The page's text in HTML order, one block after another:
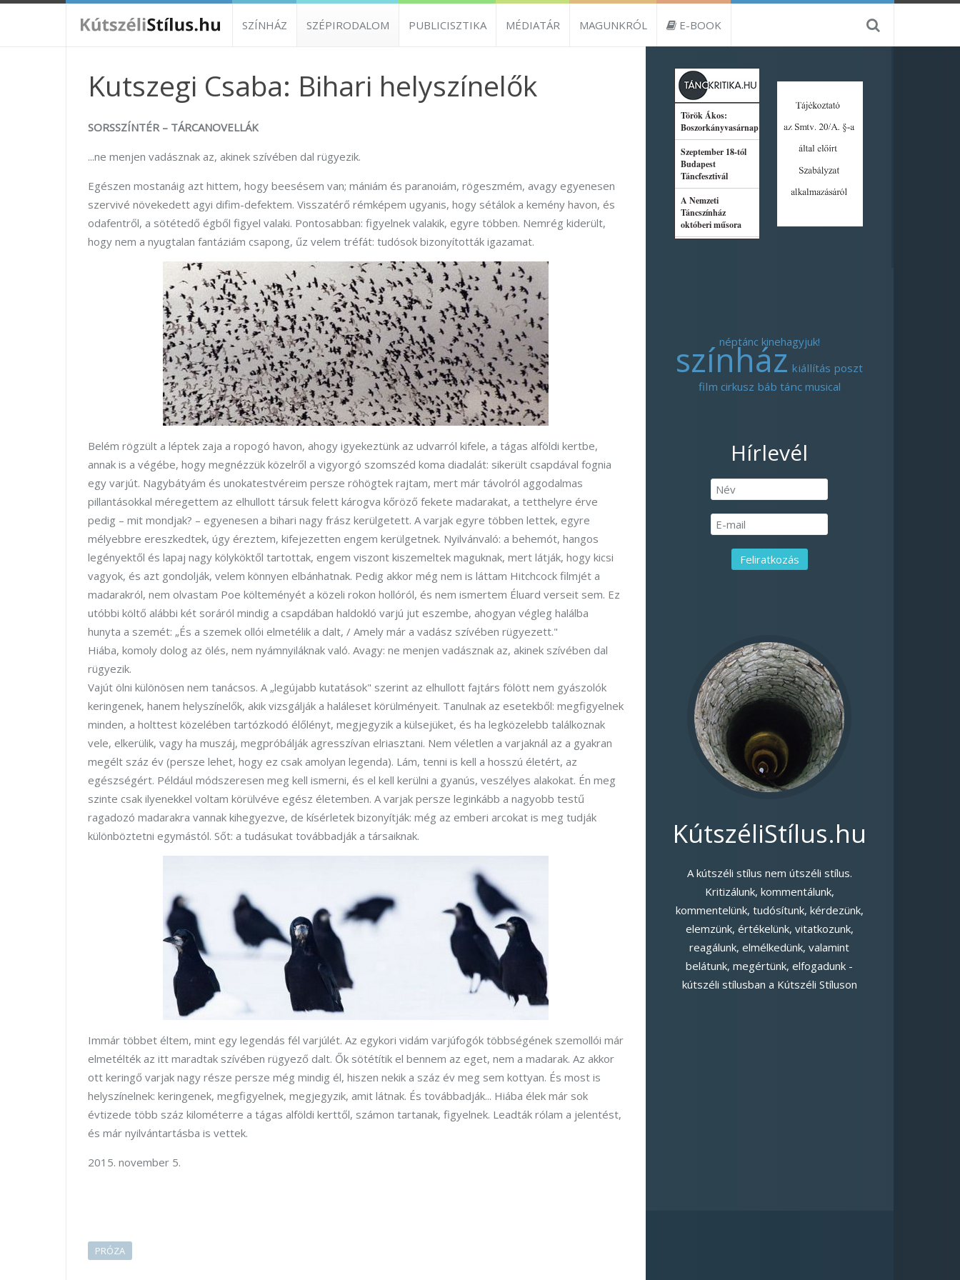
SZÍNHÁZ SZÉPIRODALOM PUBLICISZTIKA MÉDIATÁR MAGUNKRÓL E-BOOK
Kutszegi Csaba: Bihari helyszínelők
SORSSZÍNTÉR – TÁRCANOVELLÁK
...ne menjen vadásznak az, akinek szívében dal rügyezik.
Egészen mostanáig azt hittem, hogy beesésem van; mániám és paranoiám, rögeszmém, avagy egyenesen
szervivé növekedett agyi difim-defektem. Visszatérő rémképem ugyanis, hogy sétálok a kemény havon, és
odafentről, a sötétedő égből figyel valaki. Pontosabban: figyelnek valakik, egyre többen. Nemrég kiderült,
hogy nem a nyugtalan fantáziám csapong, űz velem tréfát: tudósok bizonyították igazamat.
Belém rögzült a léptek zaja a ropogó havon, ahogy igyekeztünk az udvarról kifele, a tágas alföldi kertbe,
annak is a végébe, hogy megnézzük közelről a vigyorgó szomszéd koma diadalát: sikerült csapdával fognia
egy varjút. Nagybátyám és unokatestvéreim persze röhögtek rajtam, mert már távolról aggodalmas
pillantásokkal méregettem az elhullott társuk felett károgva kőröző fekete madarakat, a tetthelyre érve
pedig – mit mondjak? – egyenesen a bihari nagy frász kerülgetett. A varjak egyre többen lettek, egyre
mélyebbre ereszkedtek, úgy éreztem, kifejezetten engem kerülgetnek. Nyilvánvaló: a behemót, hangos
legényektől és lapaj nagy kölyköktől tartottak, engem viszont kiszemeltek maguknak, mert látják, hogy kicsi
vagyok, és azt gondolják, velem könnyen elbánhatnak. Pedig akkor még nem is láttam Hitchcock filmjét a
madarakról, nem olvastam Poe költeményét a közeli rokon hollóról, és nem ismertem Éluard verseit sem. Ez
utóbbi költő alábbi két soráról mindig a csapdában haldokló varjú jut eszembe, ahogyan végleg halálba
hunyta a szemét: „És a szemek ollói elmetélik a dalt, / Amely már a vadász szívében rügyezett."
Hiába, komoly dolog az ölés, nem nyámnyiláknak való. Avagy: ne menjen vadásznak az, akinek szívében dal
rügyezik.
Vajút ölni különösen nem tanácsos. A „legújabb kutatások" szerint az elhullott fajtárs fölött nem gyászolók
keringenek, hanem helyszínelők, akik vizsgálják a haláleset körülményeit. Tanulnak az esetekből: megfigyelnek
minden, a holttest közelében tartózkodó élőlényt, megjegyzik a külsejüket, és ha legközelebb találkoznak
vele, elkerülik, vagy ha muszáj, megpróbálják agresszívan elriasztani. Nem véletlen a varjaknál az a gyakran
megélt száz év (persze lehet, hogy ez csak amolyan legenda). Lám, tenni is kell a hosszú életért, az
egészségért. Például módszeresen meg kell ismerni, és el kell kerülni a gyanús, veszélyes alakokat. Én meg
szinte csak ilyenekkel voltam körülvéve egész életemben. A varjak persze leginkább a nagyobb testű
ragadozó madarakra vannak kihegyezve, de kísérletek bizonyítják: még az emberi arcokat is meg tudják
különböztetni egymástól. Sőt: a tudásukat továbbadják a társaiknak.
Immár többet éltem, mint egy legendás fél varjúlét. Az egykori vidám varjúfogók többségének szemollói már
elmetélték az itt maradtak szívében rügyező dalt. Ők sötétítik el bennem az eget, nem a madarak. Az akkor
ott keringő varjak nagy része persze még mindig él, hiszen nekik a száz év meg sem kottyan. És most is
helyszínelnek: keringenek, megfigyelnek, megjegyzik, amit látnak. És továbbadják... Hiába élek már sok
évtizede több száz kilométerre a tágas alföldi kerttől, számon tartanak, figyelnek. Leadták rólam a jelentést,
és már nyilvántartásba is vettek.
2015. november 5.
PRÓZA
néptánc kinehagyjuk!
színház kiállítás poszt
film cirkusz báb tánc musical
Hírlevél
KútszéliStílus.hu
A kútszéli stílus nem útszéli stílus.
Kritizálunk, kommentálunk,
kommentelünk, tudósítunk, kérdezünk,
elemzünk, értékelünk, vitatkozunk,
reagálunk, elmélkedünk, valamint
belátunk, megértünk, elfogadunk -
kútszéli stílusban a Kútszéli Stíluson